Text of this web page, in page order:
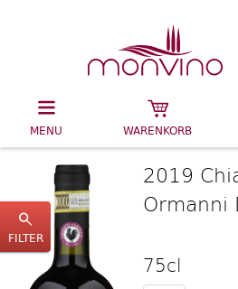
MENU WARENKORB
FILTER
2019
Ormanni
75cl